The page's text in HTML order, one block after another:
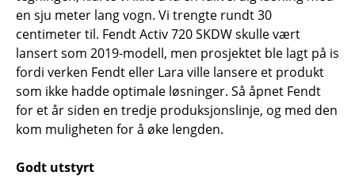
en sju meter lang vogn. Vi trengte rundt 30
centimeter til. Fendt Activ 720 SKDW skulle vært
lansert som 2019-modell, men prosjektet ble lagt på is
fordi verken Fendt eller Lara ville lansere et produkt
som ikke hadde optimale løsninger. Så åpnet Fendt
for et år siden en tredje produksjonslinje, og med den
kom muligheten for å øke lengden.
Godt utstyrt